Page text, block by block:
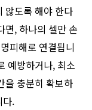
않도록 해야 한다
면, 하나의 셀만 손
피해로 연결됩니
예방하거나, 최소
을 충분히 확보하
다.